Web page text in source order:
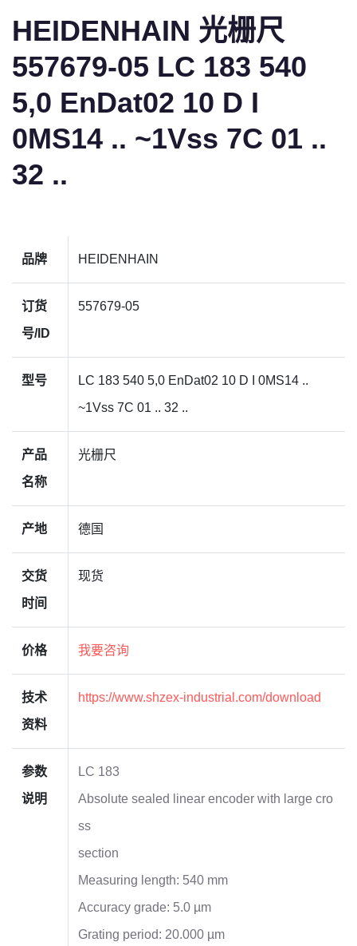
HEIDENHAIN 光栅尺
557679-05 LC 183 540
5,0 EnDat02 10 D I
0MS14 .. ~1Vss 7C 01 ..
32 ..
品牌 HEIDENHAIN
订货
号/ID
557679-05
型号
LC 183 540 5,0 EnDat02 10 D I 0MS14 ..
~1Vss 7C 01 .. 32 ..
产品
名称
光栅尺
产地 德国
交货
时间
现货
价格 我要咨询
技术
资料
https://www.shzex-industrial.com/download
参数
说明
LC 183
Absolute sealed linear encoder with large cro
ss
section
Measuring length: 540 mm
Accuracy grade: 5.0 µm
Grating period: 20.000 µm